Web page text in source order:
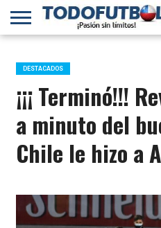
PRIMERA
B
SELECCIÓN
CHILENA
CHILENOS
EN EL
MUNDO
FÚTBOL
INTERNACIONAL
DESTACADOS
¡¡¡ Terminó!!!
a minuto del
Chile le hizo a